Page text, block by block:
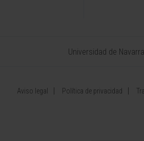
Universidad de Navarra
Aviso legal Política de privacidad